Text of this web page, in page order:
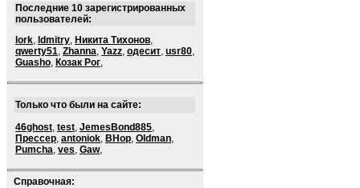
Последние 10 зарегистрированных
пользователей:
lork, ldmitry, Никита Тихонов,
qwerty51, Zhanna, Yazz, одесит, usr80,
Guasho, Козак Рог,
Только что были на сайте:
46ghost, test, JemesBond885,
Прессер, antoniok, BHop, Oldman,
Pumcha, ves, Gaw,
Справочная: